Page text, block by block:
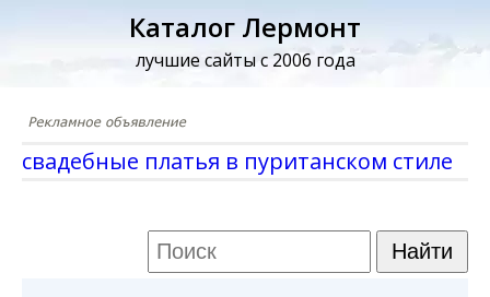
Каталог Лермонт
лучшие сайты с 2006 года
свадебные платья в пуританском стиле